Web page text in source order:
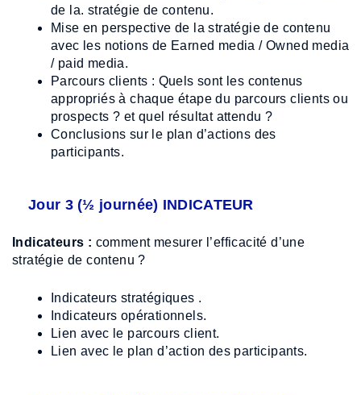
de la. stratégie de contenu.
Mise en perspective de la stratégie de contenu
avec les notions de Earned media / Owned media
/ paid media.
Parcours clients : Quels sont les contenus
appropriés à chaque étape du parcours clients ou
prospects ? et quel résultat attendu ?
Conclusions sur le plan d’actions des
participants.
Jour 3 (½ journée) INDICATEUR
Indicateurs : comment mesurer l’efficacité d’une
stratégie de contenu ?
Indicateurs stratégiques .
Indicateurs opérationnels.
Lien avec le parcours client.
Lien avec le plan d’action des participants.